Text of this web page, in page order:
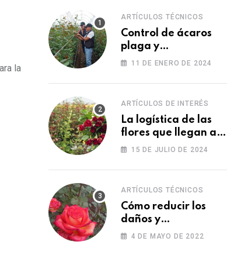
la
ARTÍCULOS TÉCNICOS
Control de ácaros
plaga y
fortalecimiento de
11 DE ENERO DE 2024
ARTÍCULOS DE INTERÉS
La logística de las
flores que llegan a
los Estados Unidos
15 DE JULIO DE 2024
ARTÍCULOS TÉCNICOS
Cómo reducir los
daños y
afectaciones
4 DE MAYO DE 2022